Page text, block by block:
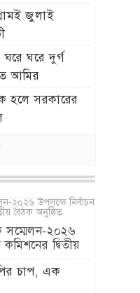
জুলাই
ঘরে দুর্গ
আমির
হলে সরকারের
সম্মেলন-২০২৬
দ্বিতীয়
চাপ, এক